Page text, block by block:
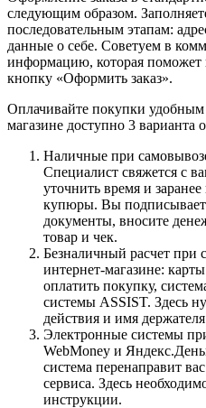
следующим образом.
последовательным этапам:
данные о себе. Советуем в
информацию, которая поможет
кнопку «Оформить заказ».
Оплачивайте покупки
магазине доступно 3 варианта
Наличные при
Специалист свяжется с
уточнить время и
купюры. Вы
документы, вносите
товар и чек.
Безналичный расчет при
интернет-магазине:
оплатить покупку,
системы ASSIST. Здесь
действия и имя
Электронные системы
WebMoney и
система перенаправит
сервиса. Здесь
инструкции.